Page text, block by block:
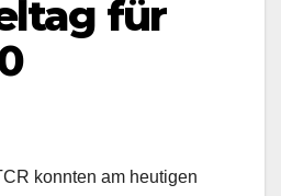
für
konnten am heutigen